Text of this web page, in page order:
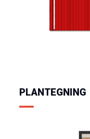
PLANTEGNING